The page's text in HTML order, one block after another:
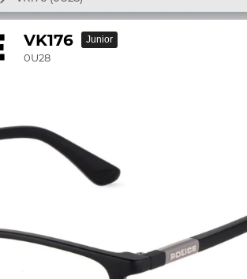
VK176
0U28
Junior